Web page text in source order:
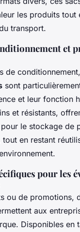
les produits tout
transport.
et
de
sont
et leur fonction
et résistants,
le stockage de
tout en restant
pour les
ou de promotions,
aux
Disponibles en